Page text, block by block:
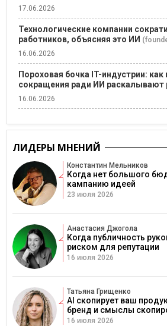
17.06.2026
Технологические компании
работников, объясняя это ИИ
16.06.2026
Пороховая бочка IT-индустрии:
сокращения ради ИИ раскалывают
16.06.2026
ЛИДЕРЫ МНЕНИЙ
Константин Мельников
Когда нет большого
кампанию идеей
23 июля 2026
Анастасия Джогола
Когда публичность
риском для репутации
16 июля 2026
Татьяна Грищенко
AI скопирует ваш
бренд и смыслы
16 июля 2026